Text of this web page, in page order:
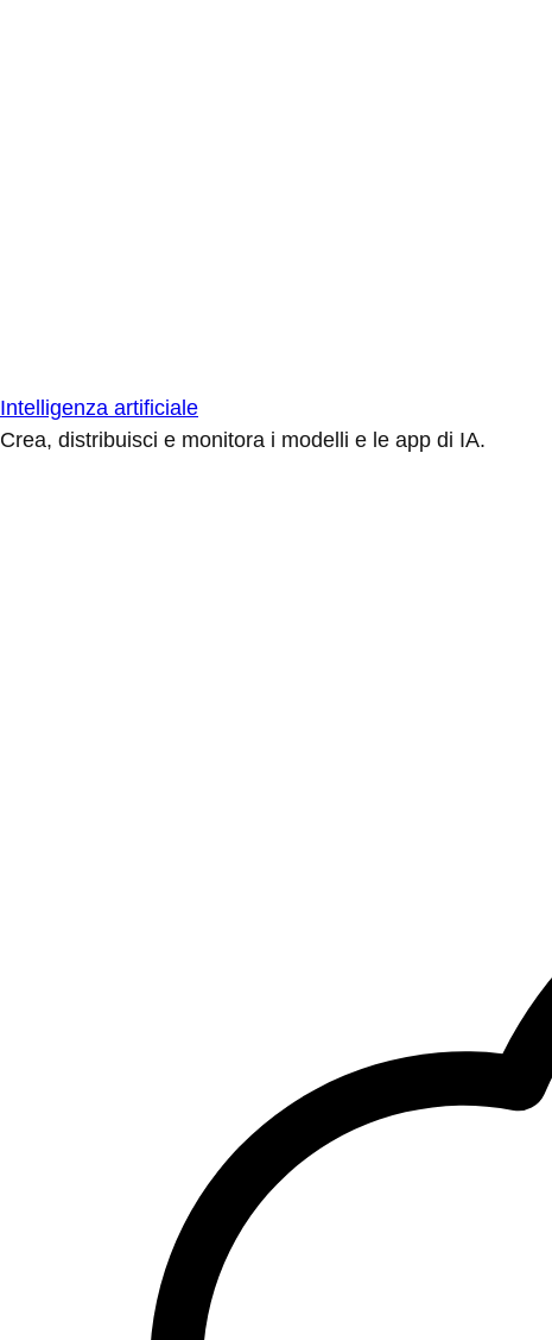
Intelligenza artificiale
Crea, distribuisci e monitora i modelli e le app di IA.